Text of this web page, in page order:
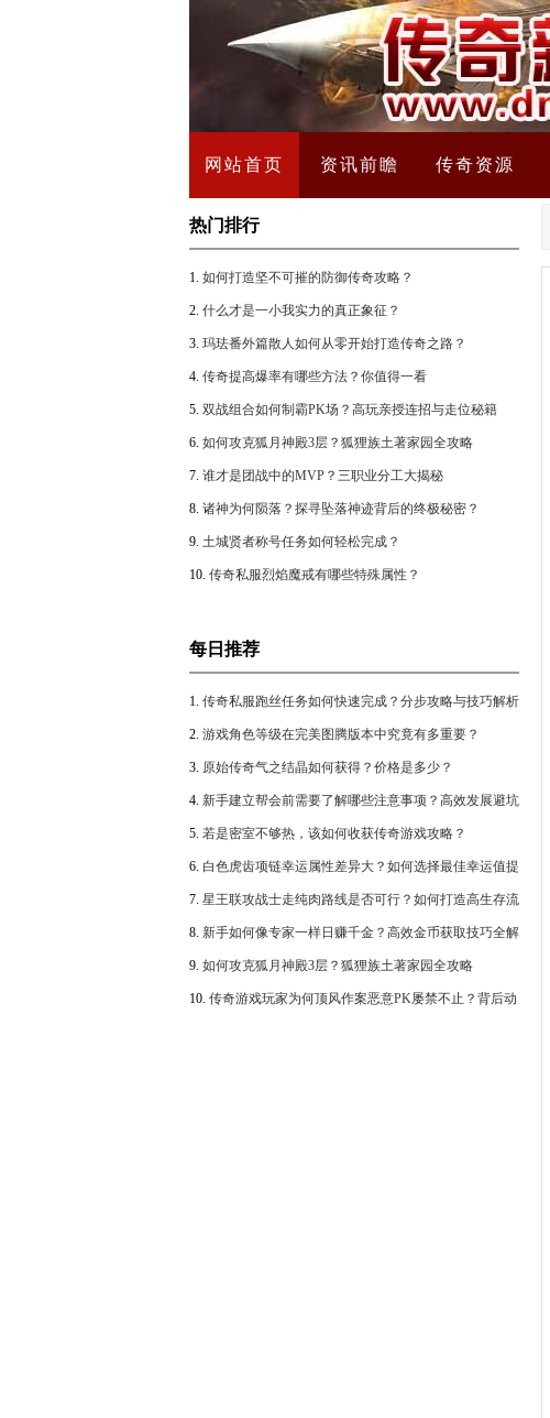
网站首页 资讯前瞻 传奇资源
热门排行
1. 如何打造坚不可摧的防御传奇攻略？
2. 什么才是一小我实力的真正象征？
3. 玛珐番外篇散人如何从零开始打造传奇之路？
4. 传奇提高爆率有哪些方法？你值得一看
5. 双战组合如何制霸PK场？高玩亲授连招与走位秘籍
6. 如何攻克狐月神殿3层？狐狸族土著家园全攻略
7. 谁才是团战中的MVP？三职业分工大揭秘
8. 诸神为何陨落？探寻坠落神迹背后的终极秘密？
9. 土城贤者称号任务如何轻松完成？
10. 传奇私服烈焰魔戒有哪些特殊属性？
每日推荐
1. 传奇私服跑丝任务如何快速完成？分步攻略与技巧解析
2. 游戏角色等级在完美图腾版本中究竟有多重要？
3. 原始传奇气之结晶如何获得？价格是多少？
4. 新手建立帮会前需要了解哪些注意事项？高效发展避坑
攻略助你称霸传奇
5. 若是密室不够热，该如何收获传奇游戏攻略？
6. 白色虎齿项链幸运属性差异大？如何选择最佳幸运值提
升战力？
7. 星王联攻战士走纯肉路线是否可行？如何打造高生存流
战士攻略？
8. 新手如何像专家一样日赚千金？高效金币获取技巧全解
析
9. 如何攻克狐月神殿3层？狐狸族土著家园全攻略
10. 传奇游戏玩家为何顶风作案恶意PK屡禁不止？背后动